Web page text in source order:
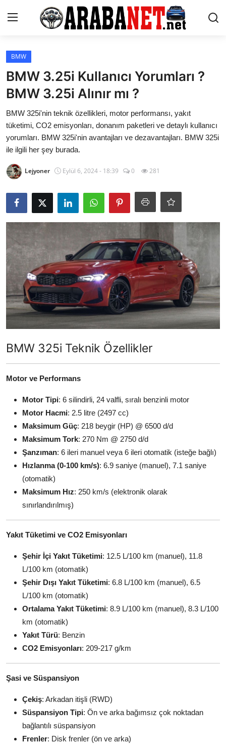
Giriş yapmak
Araba Markaları
Paketler
Karşılaştırmalar
Kronik Sorunlar
İkinci El & Ekspertiz
Muayene & Emisyon
Trafik Cezaları & Mevzuat
Ehliyet & Ruhsat İşlemleri
Sigorta & Kasko
Yakıt, LPG & Elektrikli
BMW
BMW 3.25i Kullanıcı Yorumları ?
BMW 3.25i Alınır mı ?
BMW 325i'nin teknik özellikleri, motor performansı, yakıt
tüketimi, CO2 emisyonları, donanım paketleri ve detaylı kullanıcı
yorumları. BMW 325i'nin avantajları ve dezavantajları. BMW 325i
ile ilgili her şey burada.
Lejyoner Eylül 6, 2024 - 18:39 0 281
BMW 325i Teknik Özellikler
Motor ve Performans
Motor Tipi: 6 silindirli, 24 valfli, sıralı benzinli motor
Motor Hacmi: 2.5 litre (2497 cc)
Maksimum Güç: 218 beygir (HP) @ 6500 d/d
Maksimum Tork: 270 Nm @ 2750 d/d
Şanzıman: 6 ileri manuel veya 6 ileri otomatik (isteğe bağlı)
Hızlanma (0-100 km/s): 6.9 saniye (manuel), 7.1 saniye
(otomatik)
Maksimum Hız: 250 km/s (elektronik olarak
sınırlandırılmış)
Yakıt Tüketimi ve CO2 Emisyonları
Şehir İçi Yakıt Tüketimi: 12.5 L/100 km (manuel), 11.8
L/100 km (otomatik)
Şehir Dışı Yakıt Tüketimi: 6.8 L/100 km (manuel), 6.5
L/100 km (otomatik)
Ortalama Yakıt Tüketimi: 8.9 L/100 km (manuel), 8.3 L/100
km (otomatik)
Yakıt Türü: Benzin
CO2 Emisyonları: 209-217 g/km
Şasi ve Süspansiyon
Çekiş: Arkadan itişli (RWD)
Süspansiyon Tipi: Ön ve arka bağımsız çok noktadan
bağlantılı süspansiyon
Frenler: Disk frenler (ön ve arka)